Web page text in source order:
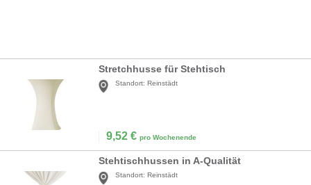
Stretchhusse für Stehtisch
Standort: Reinstädt
9,52 € pro Wochenende
Stehtischhussen in A-Qualität
Standort: Reinstädt